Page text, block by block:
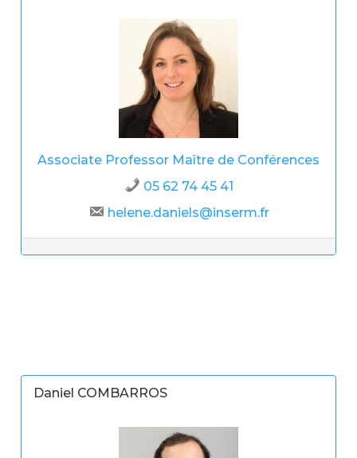
Associate Professor Maître de Conférences
05 62 74 45 41
helene.daniels@inserm.fr
Daniel COMBARROS